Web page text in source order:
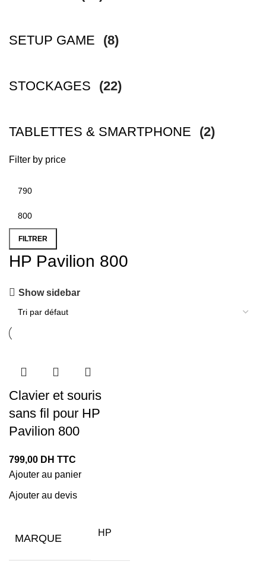
SETUP GAME (8)
STOCKAGES (22)
TABLETTES & SMARTPHONE (2)
Filter by price
FILTRER
HP Pavilion 800
Show sidebar
Clavier et souris
sans fil pour HP
Pavilion 800
799,00 DH TTC
Ajouter au panier
Ajouter au devis
MARQUE HP